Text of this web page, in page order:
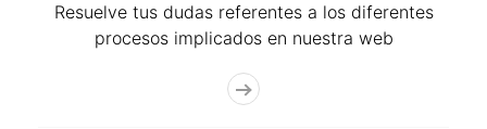
Resuelve tus dudas referentes a los diferentes
procesos implicados en nuestra web